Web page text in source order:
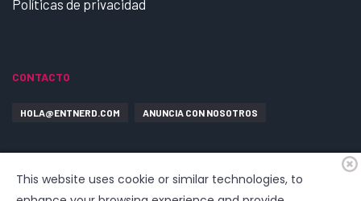
Políticas de privacidad
CONTACTO
HOLA@ENTNERD.COM ANUNCIA CON NOSOTROS
This website uses cookie or similar technologies, to